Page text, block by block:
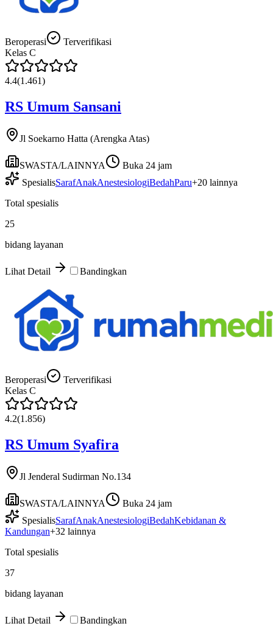
Beroperasi
Terverifikasi
Kelas C
4.4(1.461)
RS Umum Sansani
Jl Soekarno Hatta (Arengka Atas)
SWASTA/LAINNYA
Buka 24 jam
SpesialisSarafAnakAnestesiologiBedahParu+20 lainnya
Total spesialis
25
bidang layanan
Lihat Detail Bandingkan
Beroperasi
Terverifikasi
Kelas C
4.2(1.856)
RS Umum Syafira
Jl Jenderal Sudirman No.134
SWASTA/LAINNYA
Buka 24 jam
SpesialisSarafAnakAnestesiologiBedahKebidanan &
Kandungan+32 lainnya
Total spesialis
37
bidang layanan
Lihat Detail Bandingkan